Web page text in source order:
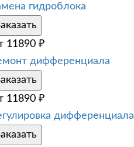
гидроблока
11890 ₽
дифференциала
11890 ₽
дифференциала